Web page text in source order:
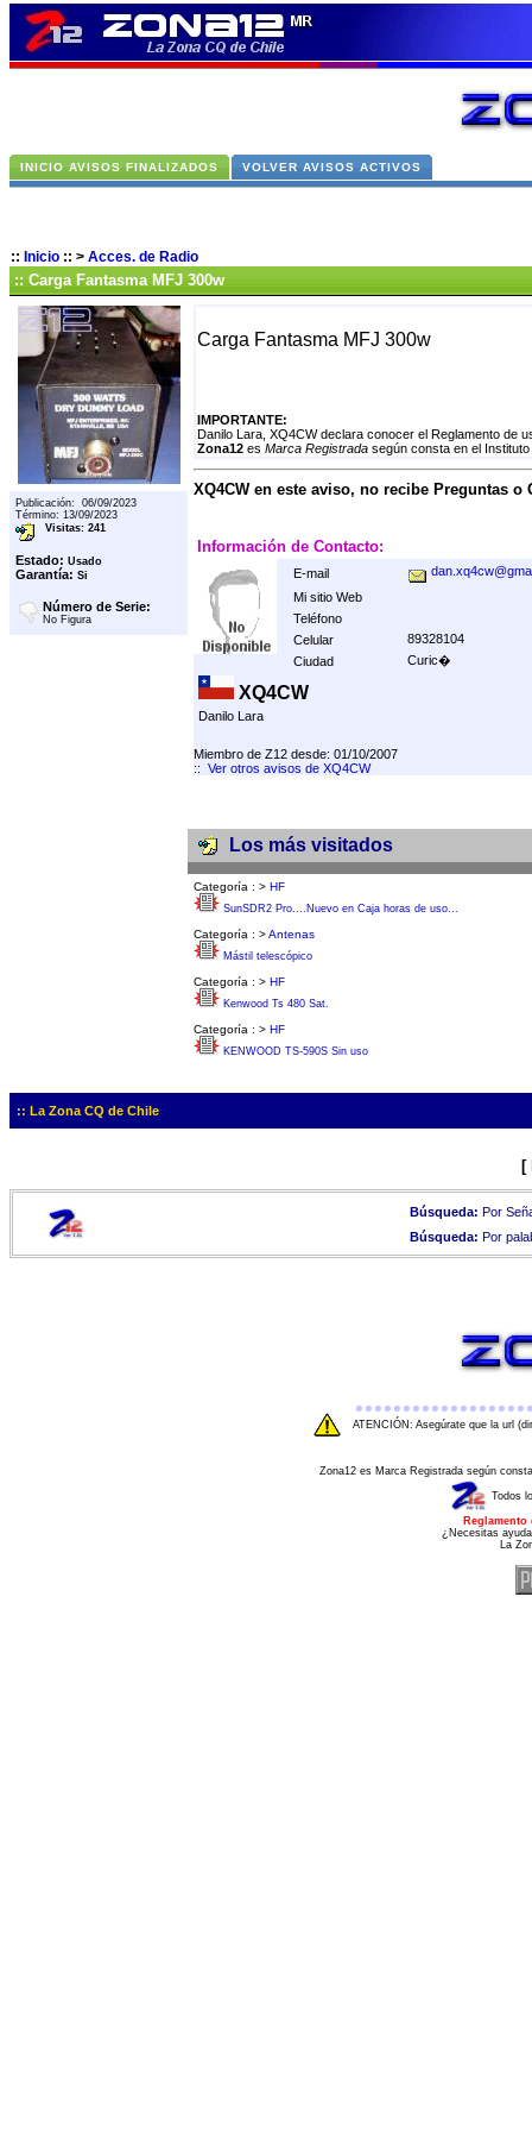
INICIO AVISOS FINALIZADOS VOLVER AVISOS ACTIVOS
:: Inicio :: > Acces. de Radio
:: Carga Fantasma MFJ 300w
Publicación: 06/09/2023
Término: 13/09/2023
Visitas: 241
Estado: Usado
Garantía: Si
Número de Serie:
No Figura
Carga Fantasma MFJ 300w
IMPORTANTE:
Danilo Lara, XQ4CW declara conocer el Reglamento de
Zona12 es Marca Registrada según consta en el
XQ4CW en este aviso, no recibe Preguntas o
Información de Contacto:
E-mail
Mi sitio Web
Teléfono
Celular
89328104
Ciudad
Curic�
XQ4CW
Danilo Lara
Miembro de Z12 desde: 01/10/2007
:: Ver otros avisos de XQ4CW
Los más visitados
Categoría : > HF
SunSDR2 Pro....Nuevo en Caja horas de uso...
Categoría : >Antenas
Mástil telescópico
Categoría : > HF
Kenwood Ts 480 Sat.
Categoría : > HF
KENWOOD TS-590S Sin uso
:: La Zona CQ de Chile
[
Búsqueda: Por
Búsqueda: Por
ATENCIÓN: Asegúrate que la url
Zona12 es Marca Registrada según
Todos
¿Necesitas
La